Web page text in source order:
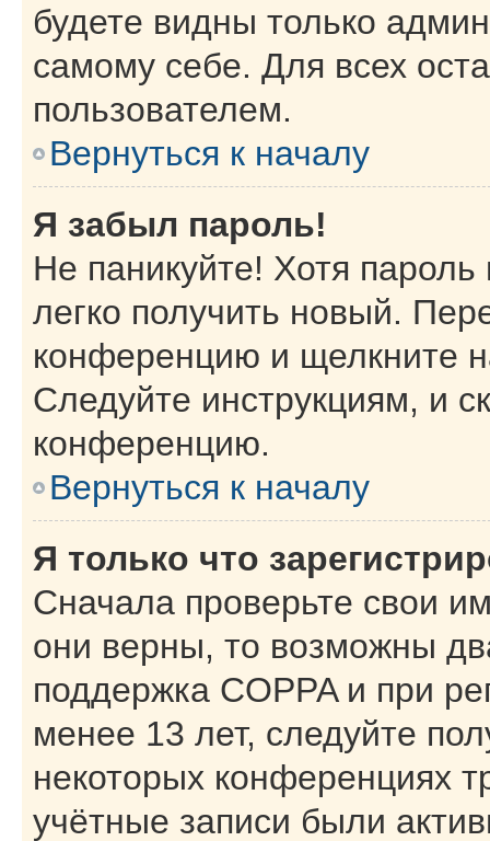
будете видны только
самому себе. Для всех
пользователем.
Вернуться к началу
Я забыл пароль!
Не паникуйте! Хотя
легко получить новый.
конференцию и щелкните
Следуйте инструкциям, и
конференцию.
Вернуться к началу
Я только что
Сначала проверьте свои
они верны, то возможны
поддержка COPPA и при
менее 13 лет, следуйте
некоторых конференциях
учётные записи были